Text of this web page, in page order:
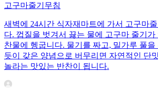
고구마줄기무침
새벽에 24시간 식자재마트에 가서 고구마
다. 껍질을 벗겨서 끓는 물에 고구마 줄기
찬물에 헹굽니다. 물기를 짜고, 밀가루 풀
듯이 갖은 양념으로 버무리면 자연적인 단
놀라는 맛있는 반찬이 됩니다.